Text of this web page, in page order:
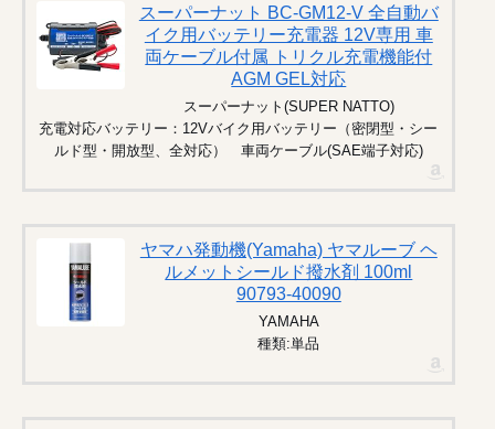
スーパーナット BC-GM12-V 全自動バ
イク用バッテリー充電器 12V専用 車
両ケーブル付属 トリクル充電機能付
AGM GEL対応
スーパーナット(SUPER NATTO)
充電対応バッテリー：12Vバイク用バッテリー（密閉型・シー
ルド型・開放型、全対応） 車両ケーブル(SAE端子対応)
ヤマハ発動機(Yamaha) ヤマルーブ ヘ
ルメットシールド撥水剤 100ml
90793-40090
YAMAHA
種類:単品